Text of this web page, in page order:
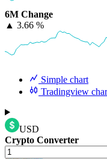
6M Change
▲ 3.66 %
Simple chart
Tradingview
USD
Crypto Converter